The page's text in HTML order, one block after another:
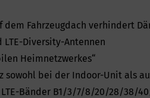
Fahrzeugdach verhindert
LTE-Diversity-Antennen
Heimnetzwerkes“
sowohl bei der Indoor-Unit als
Bänder B1/3/7/8/20/28/38/